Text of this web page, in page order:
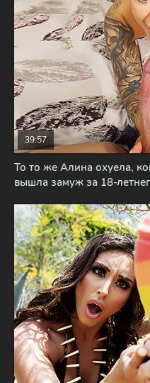
То то же Алина охуела,
вышла замуж за 18-
39:57